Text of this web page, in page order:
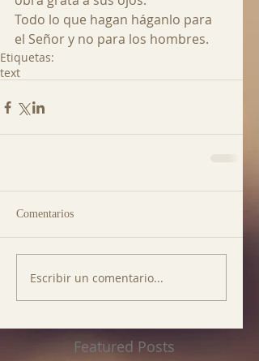
Todo lo que hagan háganlo para
el Señor y no para los hombres.
Etiquetas:
text
Comentarios
Escribir un comentario...
Featured Posts